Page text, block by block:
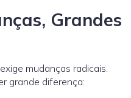
Grandes
mudanças radicais.
grande diferença: